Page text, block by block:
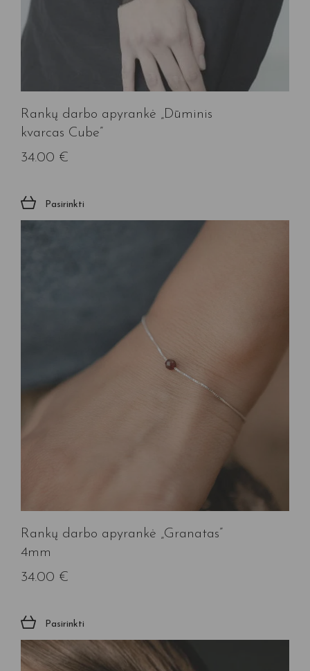
Rankų darbo apyrankė „Dūminis
kvarcas Cube”
34.00 €
Pasirinkti
Rankų darbo apyrankė „Granatas”
4mm
34.00 €
Pasirinkti